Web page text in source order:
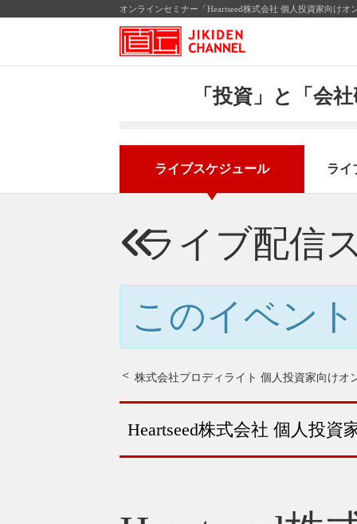
オンラインセミナー「Heartseed株式会社 個人投資家向け
「投資」と「会
ライブスケジュール ライ
ライブ配信
このイベン
株式会社プロディライト 個人投資家向けオ
Heartseed株式会社 個人投